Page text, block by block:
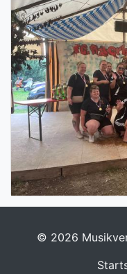
© 2026